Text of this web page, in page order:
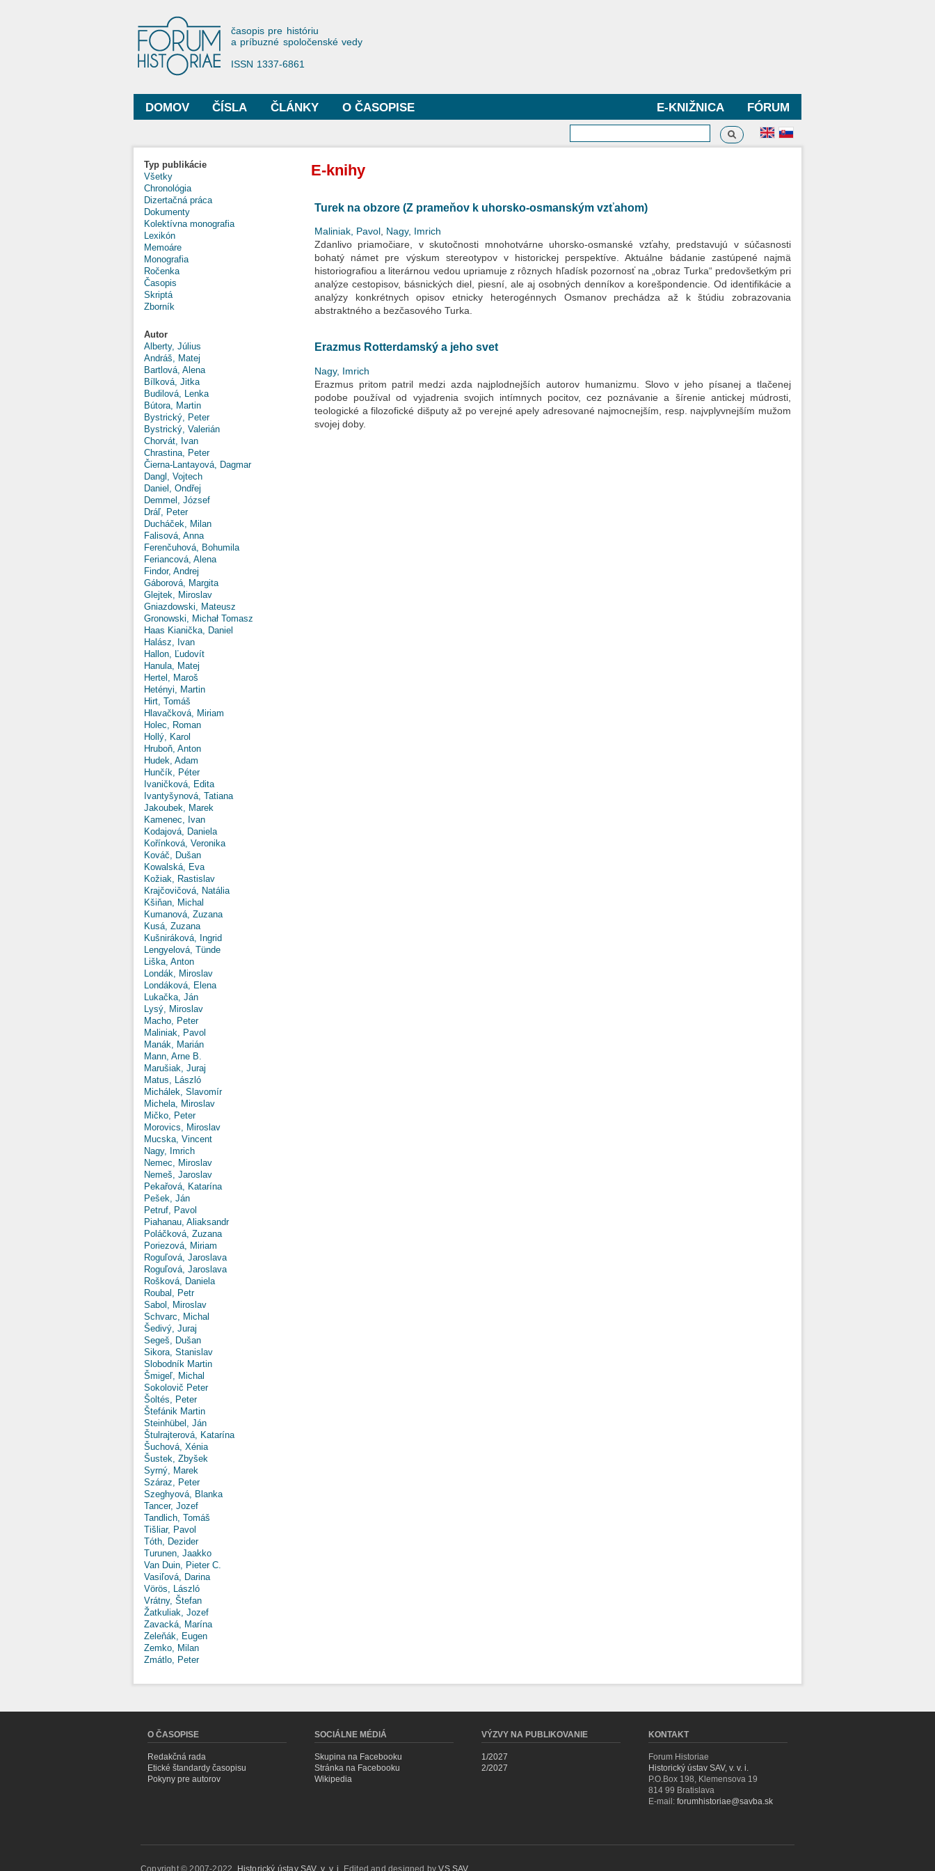
Forum Historiae
časopis pre históriu
a príbuzné spoločenské vedy
ISSN 1337-6861
Hlavné menu
DOMOV ČÍSLA ČLÁNKY FÓRUM
E-KNIŽNICA
O ČASOPISE
Vyhľadávanie
Vyhľadávanie
Typ publikácie
Všetky
Chronológia
Dizertačná práca
Dokumenty
Kolektívna monografia
Lexikón
Memoáre
Monografia
Ročenka
Časopis
Skriptá
Zborník
Autor
Alberty, Július
Andráš, Matej
Bartlová, Alena
Bílková, Jitka
Budilová, Lenka
Bútora, Martin
Bystrický, Peter
Bystrický, Valerián
Chorvát, Ivan
Chrastina, Peter
Čierna-Lantayová, Dagmar
Dangl, Vojtech
Daniel, Ondřej
Demmel, József
Dráľ, Peter
Ducháček, Milan
Falisová, Anna
Ferenčuhová, Bohumila
Feriancová, Alena
Findor, Andrej
Gáborová, Margita
Glejtek, Miroslav
Gniazdowski, Mateusz
Gronowski, Michał Tomasz
Haas Kianička, Daniel
Halász, Ivan
Hallon, Ľudovít
Hanula, Matej
Hertel, Maroš
Hetényi, Martin
Hirt, Tomáš
Hlavačková, Miriam
Holec, Roman
Hollý, Karol
Hruboň, Anton
Hudek, Adam
Hunčík, Péter
Ivaničková, Edita
Ivantyšynová, Tatiana
Jakoubek, Marek
Kamenec, Ivan
Kodajová, Daniela
Kořínková, Veronika
Kováč, Dušan
Kowalská, Eva
Kožiak, Rastislav
Krajčovičová, Natália
Kšiňan, Michal
Kumanová, Zuzana
Kusá, Zuzana
Kušniráková, Ingrid
Lengyelová, Tünde
Liška, Anton
Londák, Miroslav
Londáková, Elena
Lukačka, Ján
Lysý, Miroslav
Macho, Peter
Maliniak, Pavol
Manák, Marián
Mann, Arne B.
Marušiak, Juraj
Matus, László
Michálek, Slavomír
Michela, Miroslav
Mičko, Peter
Morovics, Miroslav
Mucska, Vincent
Nagy, Imrich
Nemec, Miroslav
Nemeš, Jaroslav
Pekařová, Katarína
Pešek, Ján
Petruf, Pavol
Piahanau, Aliaksandr
Poláčková, Zuzana
Poriezová, Miriam
Roguľová, Jaroslava
Roguľová, Jaroslava
Rošková, Daniela
Roubal, Petr
Sabol, Miroslav
Schvarc, Michal
Šedivý, Juraj
Segeš, Dušan
Sikora, Stanislav
Slobodník Martin
Šmigeľ, Michal
Sokolovič Peter
Šoltés, Peter
Štefánik Martin
Steinhübel, Ján
Štulrajterová, Katarína
Šuchová, Xénia
Šustek, Zbyšek
Syrný, Marek
Száraz, Peter
Szeghyová, Blanka
Tancer, Jozef
Tandlich, Tomáš
Tišliar, Pavol
Tóth, Dezider
Turunen, Jaakko
Van Duin, Pieter C.
Vasiľová, Darina
Vörös, László
Vrátny, Štefan
Žatkuliak, Jozef
Zavacká, Marína
Zeleňák, Eugen
Zemko, Milan
Zmátlo, Peter
E-knihy
Turek na obzore (Z prameňov k uhorsko-osmanským vzťahom)
Maliniak, Pavol Nagy, Imrich
Zdanlivo priamočiare, v skutočnosti mnohotvárne uhorsko-osmanské vzťahy, predstavujú v súčasnosti
bohatý námet pre výskum stereotypov v historickej perspektíve. Aktuálne bádanie zastúpené najmä
historiografiou a literárnou vedou upriamuje z rôznych hľadísk pozornosť na „obraz Turka“ predovšetkým pri
analýze cestopisov, básnických diel, piesní, ale aj osobných denníkov a korešpondencie. Od identifikácie a
analýzy konkrétnych opisov etnicky heterogénnych Osmanov prechádza až k štúdiu zobrazovania
abstraktného a bezčasového Turka.
Erazmus Rotterdamský a jeho svet
Nagy, Imrich
Erazmus pritom patril medzi azda najplodnejších autorov humanizmu. Slovo v jeho písanej a tlačenej
podobe používal od vyjadrenia svojich intímnych pocitov, cez poznávanie a šírenie antickej múdrosti,
teologické a filozofické dišputy až po verejné apely adresované najmocnejším, resp. najvplyvnejším mužom
svojej doby.
O ČASOPISE
Redakčná rada
Etické štandardy časopisu
Pokyny pre autorov
SOCIÁLNE MÉDIÁ
Skupina na Facebooku
Stránka na Facebooku
Wikipedia
VÝZVY NA PUBLIKOVANIE
1/2027
2/2027
KONTAKT
Forum Historiae
Historický ústav SAV, v. v. i.
P.O.Box 198, Klemensova 19
814 99 Bratislava
E-mail: forumhistoriae@savba.sk